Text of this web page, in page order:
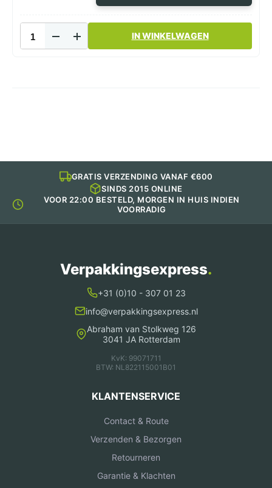
€ 9.85.
€ 6.99.
lasagnebak
911ml
IN WINKELWAGEN
GRATIS VERZENDING VANAF €600
SINDS 2015 ONLINE
VOOR 22:00 BESTELD, MORGEN IN HUIS INDIEN
VOORRADIG
Verpakkingsexpress.
+31 (0)10 - 307 01 23
info@verpakkingsexpress.nl
Abraham van Stolkweg 126
3041 JA Rotterdam
KvK: 99071711
BTW: NL822115001B01
KLANTENSERVICE
Contact & Route
Verzenden & Bezorgen
Retourneren
Garantie & Klachten